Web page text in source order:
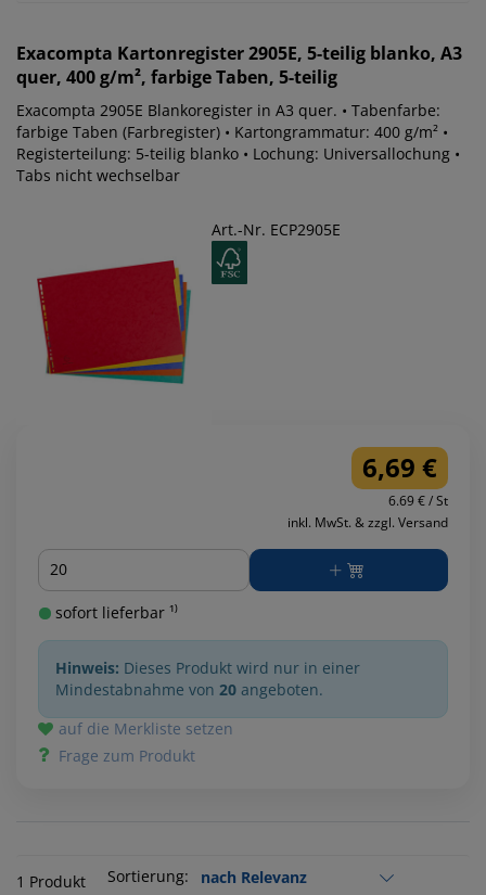
Exacompta Kartonregister 2905E, 5-teilig blanko, A3
quer, 400 g/m², farbige Taben, 5-teilig
Exacompta 2905E Blankoregister in A3 quer. • Tabenfarbe:
farbige Taben (Farbregister) • Kartongrammatur: 400 g/m² •
Registerteilung: 5-teilig blanko • Lochung: Universallochung •
Tabs nicht wechselbar
Art.-Nr. ECP2905E
6,69 €
6.69 € / St
inkl. MwSt. & zzgl. Versand
Menge
sofort lieferbar ¹⁾
Hinweis: Dieses Produkt wird nur in einer
Mindestabnahme von 20 angeboten.
auf die Merkliste setzen
Frage zum Produkt
1 Produkt Sortierung: